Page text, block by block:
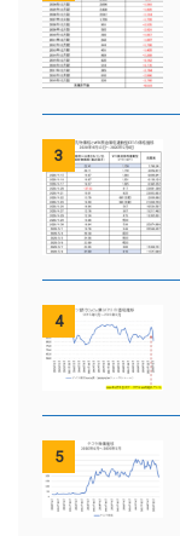
3
4
5